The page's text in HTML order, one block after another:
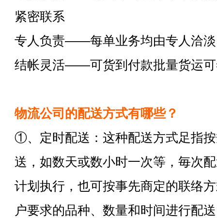
紧密联系
专人负责——每单业务均由专人洽
结帐灵活——可货到付款批量货运
物流公司的配送方式有哪些？
①、定时配送：这种配送方式足指
送，如数天或数小时一次等，毎次
计划执行，也可按事先商定的联络
户要求的品种、数量和时间进行配